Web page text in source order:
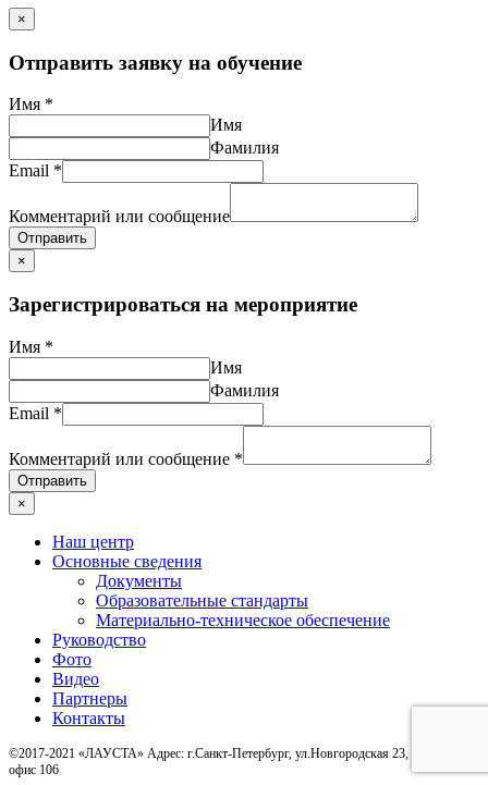
×
Отправить заявку на обучение
Имя *
Имя
Фамилия
Email *
Комментарий или сообщение
Отправить
×
Зарегистрироваться на мероприятие
Имя *
Имя
Фамилия
Email *
Комментарий или сообщение *
Отправить
×
Наш центр
Основные сведения
Документы
Образовательные стандарты
Материально-техническое обеспечение
Руководство
Фото
Видео
Партнеры
Контакты
©2017-2021 «ЛАУСТА» Адрес: г.Санкт-Петербург, ул.Новгородская 23, БЦ Базель,
офис 106